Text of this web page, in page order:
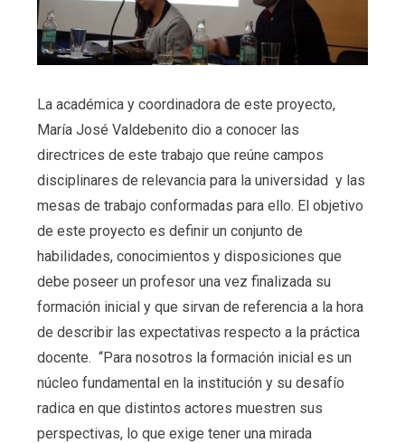
La académica y coordinadora de este proyecto,
María José Valdebenito dio a conocer las
directrices de este trabajo que reúne campos
disciplinares de relevancia para la universidad y las
mesas de trabajo conformadas para ello. El objetivo
de este proyecto es definir un conjunto de
habilidades, conocimientos y disposiciones que
debe poseer un profesor una vez finalizada su
formación inicial y que sirvan de referencia a la hora
de describir las expectativas respecto a la práctica
docente. “Para nosotros la formación inicial es un
núcleo fundamental en la institución y su desafío
radica en que distintos actores muestren sus
perspectivas, lo que exige tener una mirada